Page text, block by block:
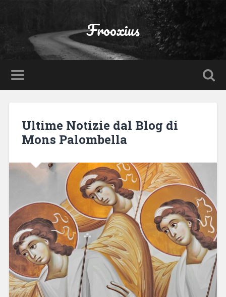
Frooxius
Ultime Notizie dal Blog di
Mons Palombella